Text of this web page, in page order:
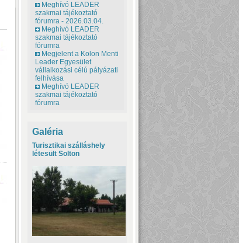
Meghívó LEADER
szakmai tájékoztató
fórumra - 2026.03.04.
Meghívó LEADER
szakmai tájékoztató
fórumra
Megjelent a Kolon Menti
Leader Egyesület
vállalkozási célú pályázati
felhívása
Meghívó LEADER
szakmai tájékoztató
fórumra
Galéria
Turisztikai szálláshely
létesült Solton